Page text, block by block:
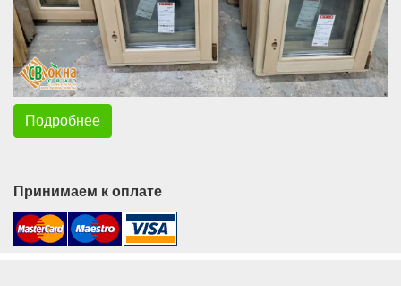
Подробнее
Принимаем к оплате